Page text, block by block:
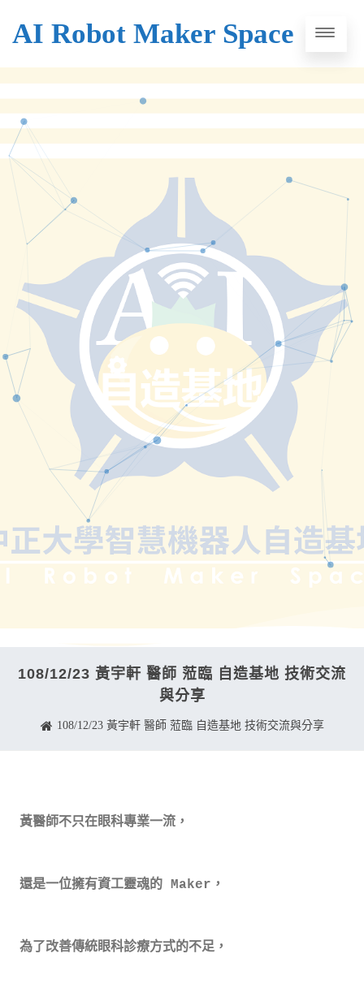
AI Robot Maker Space
108/12/23 黃宇軒 醫師 蒞臨 自造基地 技術交流
與分享
108/12/23 黃宇軒 醫師 蒞臨 自造基地 技術交流與分享
黃醫師不只在眼科專業一流，
還是一位擁有資工靈魂的 Maker，
為了改善傳統眼科診療方式的不足，